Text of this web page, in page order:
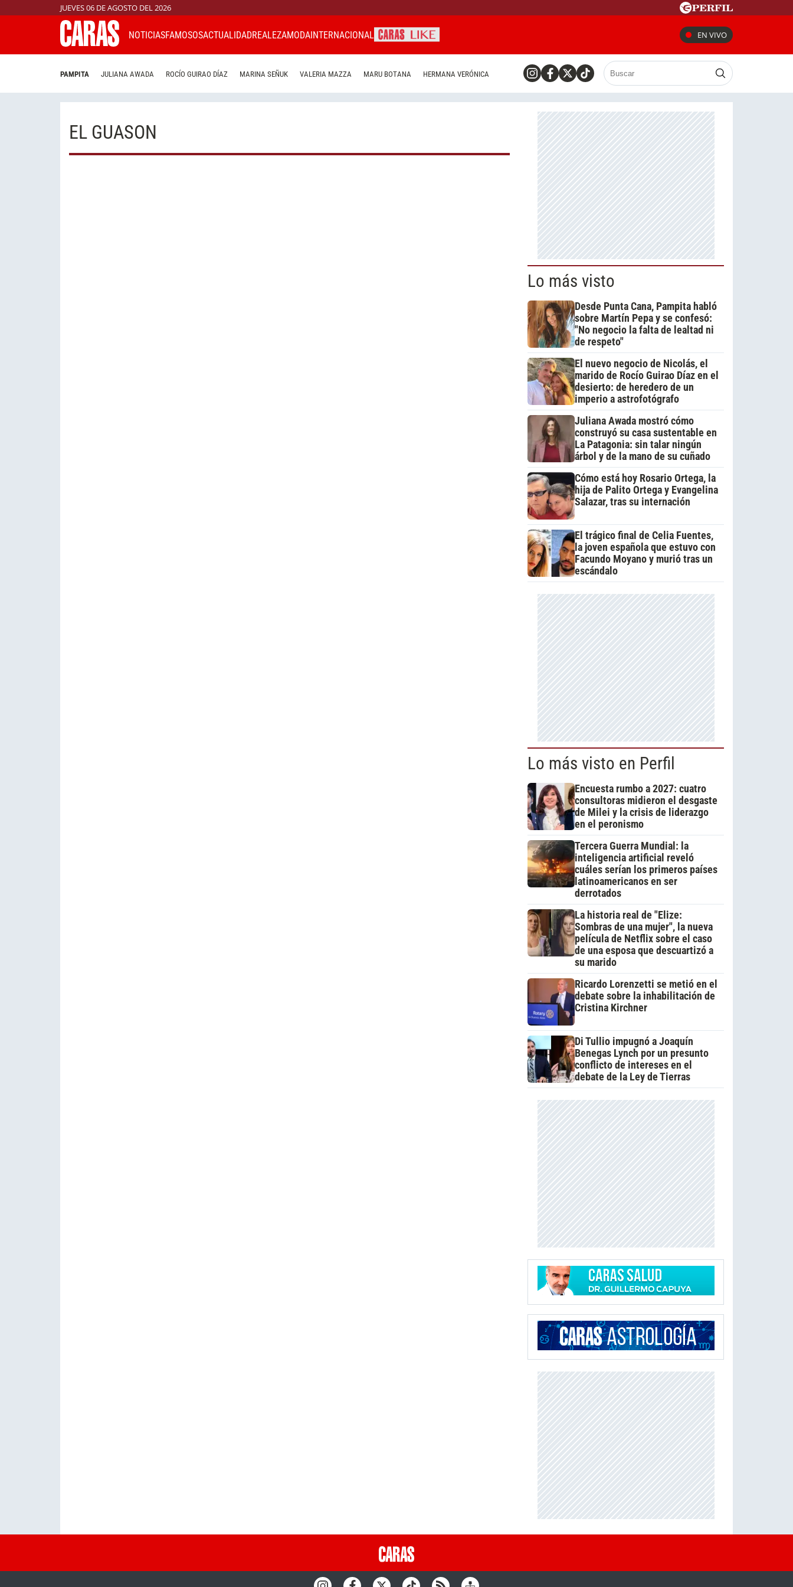
JUEVES 06 DE AGOSTO DEL 2026
NOTICIASFAMOSOSACTUALIDADREALEZAMODAINTERNACIONAL EN VIVO
PAMPITA JULIANA AWADA ROCÍO GUIRAO DÍAZ MARINA SEÑUK VALERIA MAZZA MARU BOTANA HERMANA VERÓNICA
EL GUASON
Lo más visto
Desde Punta Cana, Pampita habló
sobre Martín Pepa y se confesó:
"No negocio la falta de lealtad ni
de respeto"
El nuevo negocio de Nicolás, el
marido de Rocío Guirao Díaz en el
desierto: de heredero de un
imperio a astrofotógrafo
Juliana Awada mostró cómo
construyó su casa sustentable en
La Patagonia: sin talar ningún
árbol y de la mano de su cuñado
Cómo está hoy Rosario Ortega, la
hija de Palito Ortega y Evangelina
Salazar, tras su internación
El trágico final de Celia Fuentes,
la joven española que estuvo con
Facundo Moyano y murió tras un
escándalo
Lo más visto en Perfil
Encuesta rumbo a 2027: cuatro
consultoras midieron el desgaste
de Milei y la crisis de liderazgo
en el peronismo
Tercera Guerra Mundial: la
inteligencia artificial reveló
cuáles serían los primeros países
latinoamericanos en ser
derrotados
La historia real de "Elize:
Sombras de una mujer", la nueva
película de Netflix sobre el caso
de una esposa que descuartizó a
su marido
Ricardo Lorenzetti se metió en el
debate sobre la inhabilitación de
Cristina Kirchner
Di Tullio impugnó a Joaquín
Benegas Lynch por un presunto
conflicto de intereses en el
debate de la Ley de Tierras